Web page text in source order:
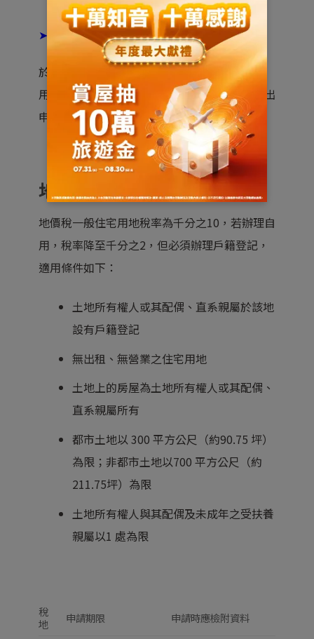
➤ 如何申請
於買房時契稅申報書附聯註明「供自用住宅使
用」，或向房屋所在地之< 地方稅稽徵機關
>提出
申請。
地價稅自用減免至2‰
地價稅一般住宅用地稅率為千分之10，若辦理自
用，稅率降至千分之2，但必須辦理戶籍登記，
適用條件如下：
土地所有權人或其配偶、直系親屬於該地
設有戶籍登記
無出租、無營業之住宅用地
土地上的房屋為土地所有權人或其配偶、
直系親屬所有
都市土地以 300 平方公尺（約90.75 坪）
為限；非都市土地以700 平方公尺（約
211.75坪）為限
土地所有權人與其配偶及未成年之受扶養
親屬以1 處為限
稅
地
申請期限 申請時應檢附資料